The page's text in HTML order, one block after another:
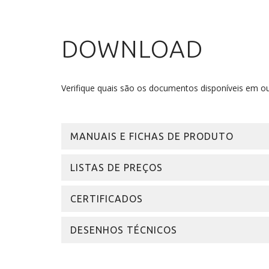
DOWNLOAD
Verifique quais são os documentos disponíveis em
MANUAIS E FICHAS DE PRODUTO
LISTAS DE PREÇOS
CERTIFICADOS
DESENHOS TÉCNICOS